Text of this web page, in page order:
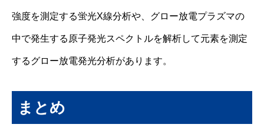
強度を測定する蛍光X線分析や、グロー放電プラズマの
中で発生する原子発光スペクトルを解析して元素を測定
するグロー放電発光分析があります。
まとめ